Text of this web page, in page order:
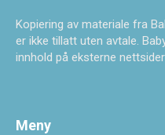
Kopiering av materiale fra
er ikke tillatt uten avtale.
innhold på eksterne
Meny